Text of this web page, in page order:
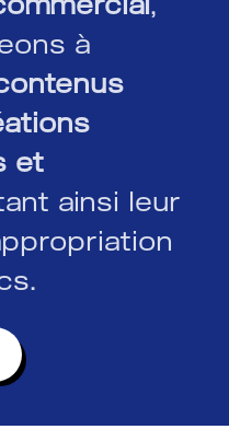
à
et
ainsi leur